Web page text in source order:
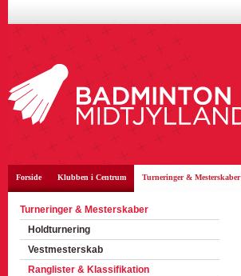
Forside Klubben i Centrum Turneringer & Mesterskaber
Turneringer & Mesterskaber
Holdturnering
Vestmesterskab
Ranglister & Klassifikation